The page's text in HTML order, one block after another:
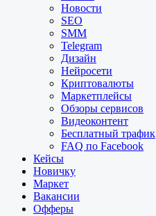
Новости
SEO
SMM
Telegram
Дизайн
Нейросети
Криптовалюты
Маркетплейсы
Обзоры сервисов
Видеоконтент
Бесплатный трафик
FAQ по Facebook
Кейсы
Новичку
Маркет
Вакансии
Офферы